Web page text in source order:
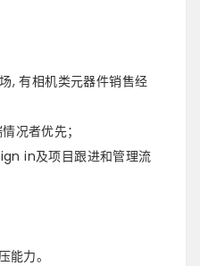
, 有相机类元器件销售经
况者优先；
in及项目跟进和管理流
能力。